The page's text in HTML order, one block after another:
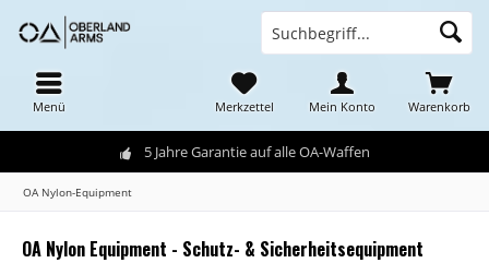
5 Jahre Garantie auf alle OA-Waffen
Menü Warenkorb
Merkzettel Mein Konto
OA Nylon-Equipment
OA Nylon Equipment - Schutz- & Sicherheitsequipment